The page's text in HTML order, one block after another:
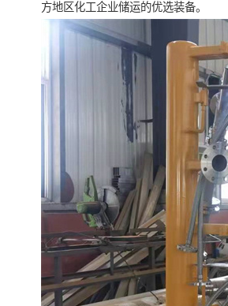
方地区化工企业储运的优选装备。